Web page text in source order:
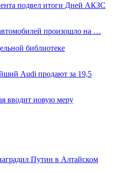
подвел итоги Дней АКЗС
произошло на …
библиотеке
Audi продают за 19,5
вводит новую меру
Путин в Алтайском